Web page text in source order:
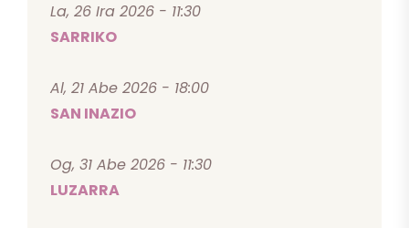
La, 26 Ira 2026 - 11:30
SARRIKO
Al, 21 Abe 2026 - 18:00
SAN INAZIO
Og, 31 Abe 2026 - 11:30
LUZARRA